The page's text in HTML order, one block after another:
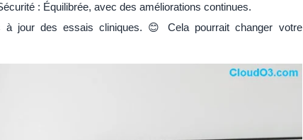
: Équilibrée, avec des améliorations continues.
à jour des essais cliniques. 😊 Cela pourrait changer votre